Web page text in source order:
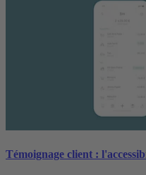
Témoignage client :